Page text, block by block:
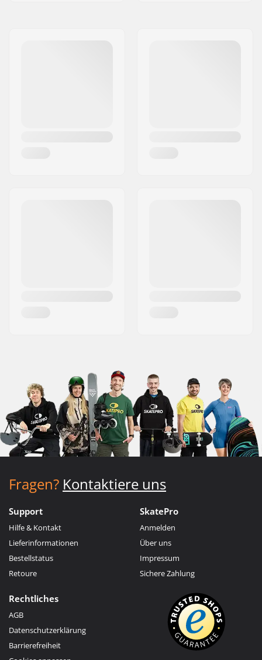
Fragen? Kontaktiere uns
Support
Hilfe & Kontakt
Lieferinformationen
Bestellstatus
Retoure
SkatePro
Anmelden
Über uns
Impressum
Sichere Zahlung
Rechtliches
AGB
Datenschutzerklärung
Barrierefreiheit